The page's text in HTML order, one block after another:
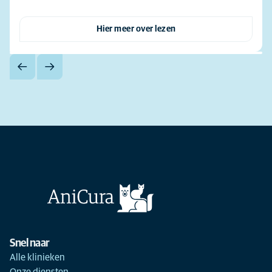
Hier meer over lezen
Snel naar
Alle klinieken